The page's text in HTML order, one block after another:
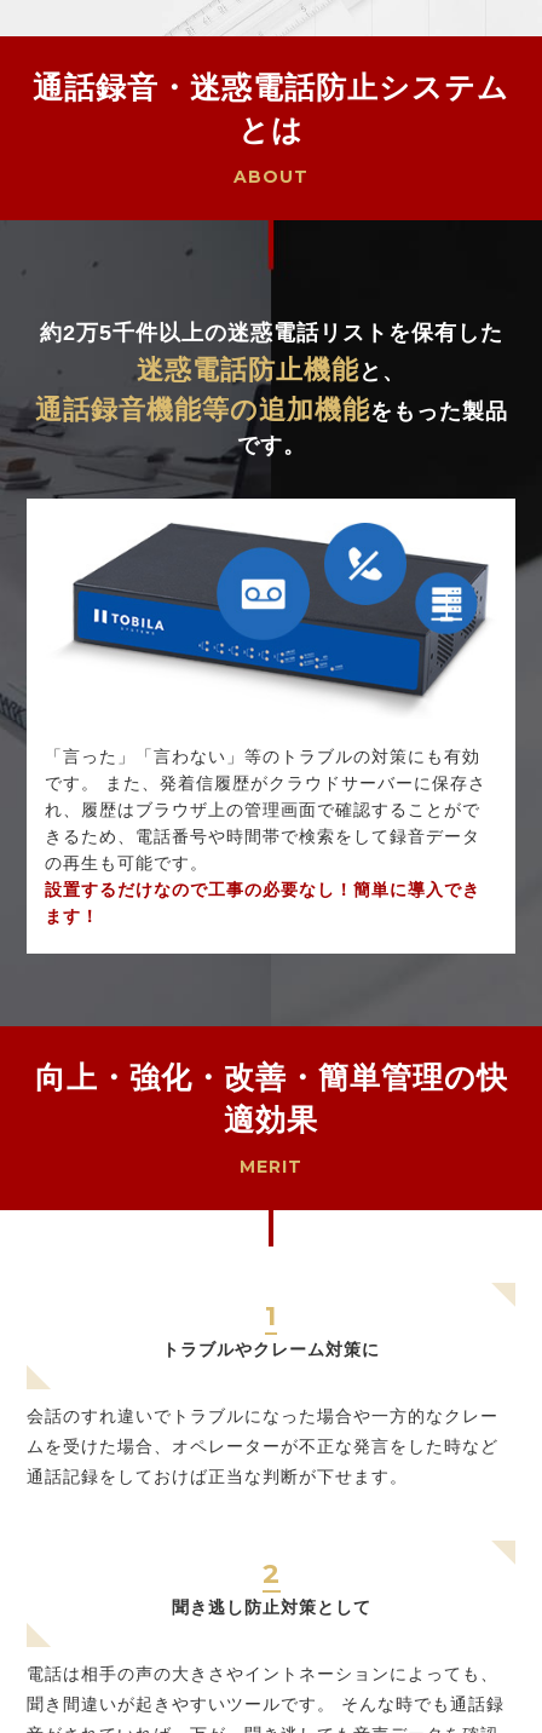
通話録音・迷惑電話防止システム
とは
ABOUT
約2万5千件以上の迷惑電話リストを保有した
迷惑電話防止機能と、
通話録音機能等の追加機能をもった製品
です。
「言った」「言わない」等のトラブルの対策にも有効
です。 また、発着信履歴がクラウドサーバーに保存さ
れ、履歴はブラウザ上の管理画面で確認することがで
きるため、電話番号や時間帯で検索をして録音データ
の再生も可能です。
設置するだけなので工事の必要なし！簡単に導入でき
ます！
向上・強化・改善・簡単管理の快
適効果
MERIT
1
トラブルやクレーム対策に
会話のすれ違いでトラブルになった場合や一方的なクレー
ムを受けた場合、オペレーターが不正な発言をした時など
通話記録をしておけば正当な判断が下せます。
2
聞き逃し防止対策として
電話は相手の声の大きさやイントネーションによっても、
聞き間違いが起きやすいツールです。 そんな時でも通話録